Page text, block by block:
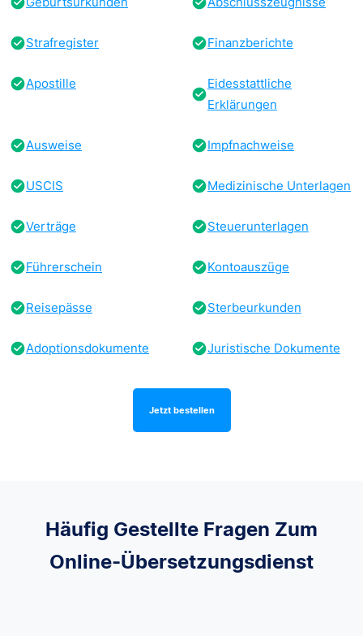
Strafregister Finanzberichte
Apostille
Eidesstattliche
Erklärungen
Ausweise Impfnachweise
USCIS Medizinische Unterlagen
Verträge Steuerunterlagen
Führerschein Kontoauszüge
Reisepässe Sterbeurkunden
Adoptionsdokumente Juristische Dokumente
Jetzt bestellen
Häufig Gestellte Fragen Zum
Online-Übersetzungsdienst